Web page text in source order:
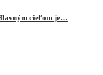
cieľom je…